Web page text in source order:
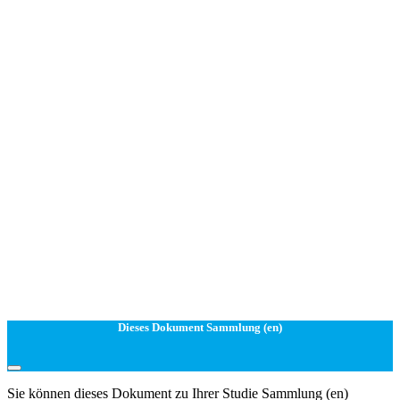
Dieses Dokument Sammlung (en)
Sie können dieses Dokument zu Ihrer Studie Sammlung (en)